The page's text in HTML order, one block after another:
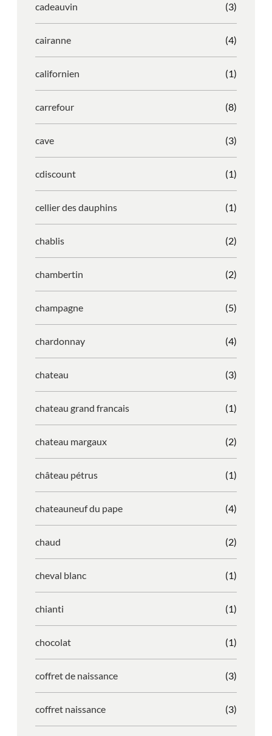
cadeauvin (3)
cairanne (4)
californien (1)
carrefour (8)
cave (3)
cdiscount (1)
cellier des dauphins (1)
chablis (2)
chambertin (2)
champagne (5)
chardonnay (4)
chateau (3)
chateau grand francais (1)
chateau margaux (2)
château pétrus (1)
chateauneuf du pape (4)
chaud (2)
cheval blanc (1)
chianti (1)
chocolat (1)
coffret de naissance (3)
coffret naissance (3)